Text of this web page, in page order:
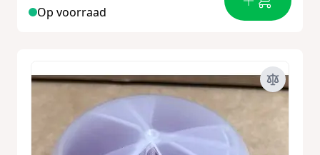
Op voorraad